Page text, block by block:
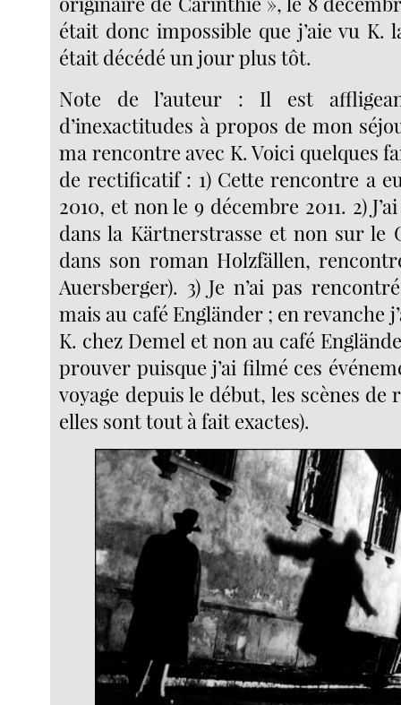
était donc impossible que j’aie vu K.
était décédé un jour plus tôt.
Note de l’auteur : Il est
d’inexactitudes à propos de mon
ma rencontre avec K. Voici quelques
de rectificatif : 1) Cette rencontre a
2010, et non le 9 décembre 2011. 2)
dans la Kärtnerstrasse et non sur le
dans son roman Holzfällen,
Auersberger). 3) Je n’ai pas
mais au café Engländer ; en revanche
K. chez Demel et non au café
prouver puisque j’ai filmé ces
voyage depuis le début, les scènes de
elles sont tout à fait exactes).